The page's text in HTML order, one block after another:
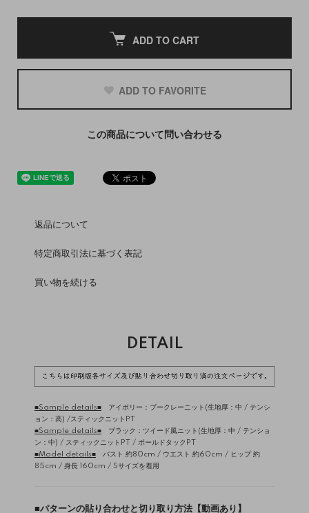
ADD TO CART
ADD TO FAVORITE
この商品について問い合わせる
返品について
特定商取引法に基づく表記
買い物を続ける
DETAIL
■Sample details■ アイボリー：ブークレーニット(生地厚：中 / テンシ
ョン：高) /スティックニットPT
■Sample details■ ブラック：ツイード風ニット(生地厚：中 / テンショ
ン：中) / スティックニットPT / ボールドタックPT
■Model details■ バスト 約80cm / ウエスト 約60cm / ヒップ 約
85cm / 身長 160cm / Sサイズを着用
■パターンの貼り合わせと切り取り方法【動画あり】